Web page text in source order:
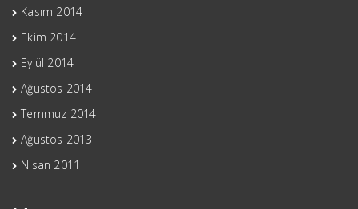
Kasım 2014
Ekim 2014
Eylül 2014
Ağustos 2014
Temmuz 2014
Ağustos 2013
Nisan 2011